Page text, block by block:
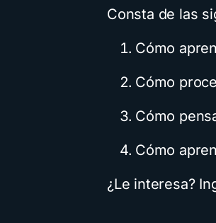
Consta de las
Cómo
Cómo
Cómo
Cómo
¿Le interesa?